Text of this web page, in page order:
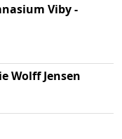
Viby -
Wolff Jensen